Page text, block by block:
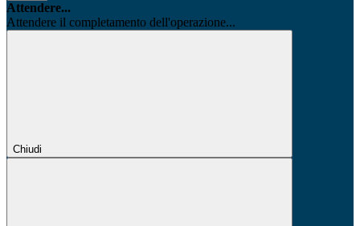
Attendere...
Attendere il completamento dell'operazione...
Chiudi